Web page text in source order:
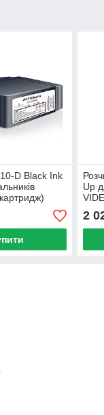
D Black Ink
Up
2